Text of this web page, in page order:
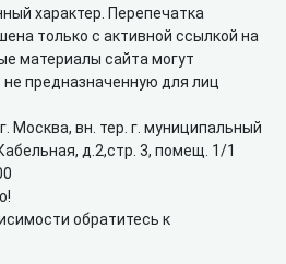
характер. Перепечатка
только с активной ссылкой на
материалы сайта могут
предназначенную для лиц
Москва, вн. тер. г. муниципальный
д.2,стр. 3, помещ. 1/1
обратитесь к